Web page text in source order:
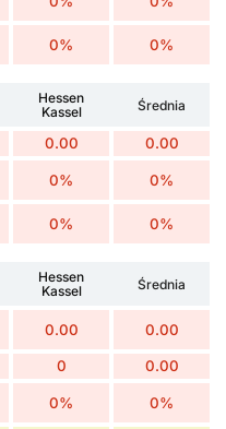
0% 0%
Hessen
Kassel
Średnia
0.00 0.00
0% 0%
0% 0%
Hessen
Kassel
Średnia
0.00 0.00
0 0.00
0% 0%